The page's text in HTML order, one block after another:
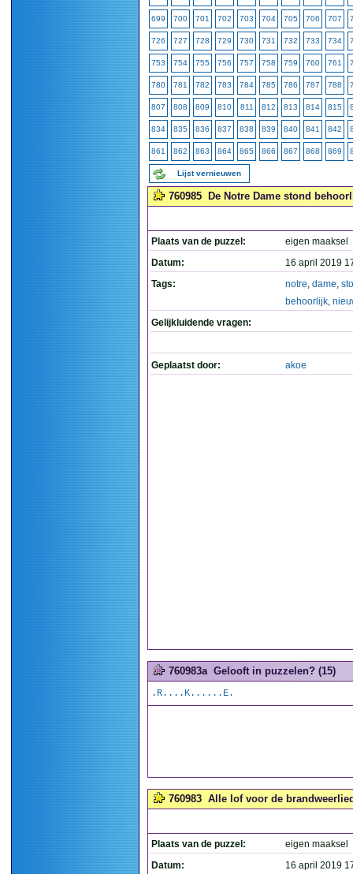
699 700 701 702 703 704 705 706 707
726 727 728 729 730 731 732 733 734
753 754 755 756 757 758 759 760 761
780 781 782 783 784 785 786 787 788
807 808 809 810 811 812 813 814 815
834 835 836 837 838 839 840 841 842
861 862 863 864 865 866 867 868 869
Lijst vernieuwen
760985 De Notre Dame stond
Plaats van de puzzel:
eigen maaksel
Datum:
16 april 2019
Tags:
notre, dame,
behoorlijk,
Gelijkluidende vragen:
Geplaatst door: akoe
760983a Gelooft in puzzelen? (15)
.R....K......E.
760983 Alle lof voor de
Plaats van de puzzel:
eigen maaksel
Datum:
16 april 2019